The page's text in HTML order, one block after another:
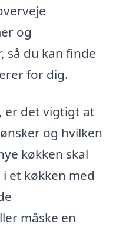
og
så du kan finde
for dig.
er det vigtigt at
og hvilken
køkken skal
et køkken med
måske en